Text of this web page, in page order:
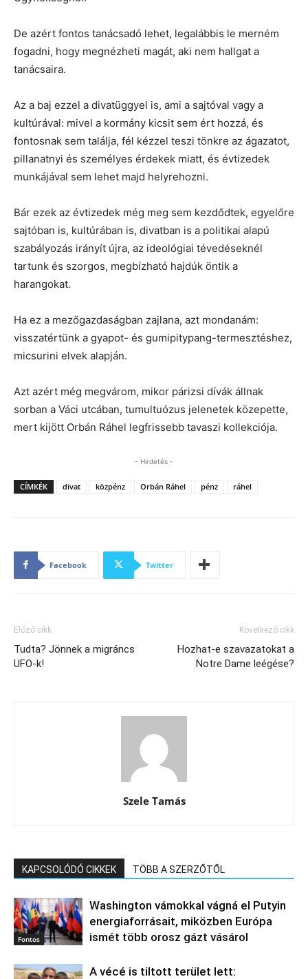
De azért fontos tanácsadó lehet, legalábbis le merném
fogadni, hogy megnézheti magát, aki nem hallgat a
tanácsaira.
Az a baj ezzel a divatüggyel is, ami a sajtóval vagy a
kultúrával: mivel a kormány kicsit sem ért hozzá, és
fontosnak sem találja, fél kézzel teszi tönkre az ágazatot,
pillanatnyi és személyes érdekek miatt, és évtizedek
munkájával sem lehet majd helyrehozni.
Bár ezek az évtizedek még meg sem kezdődtek, egyelőre
sajtóban is, kultúrában is, divatban is a politikai alapú
szabályozás irányít újra, az ideológiai tévedéseknél
tartunk és szorgos, megbízható hajdúk öntik a
harangokat.
Ha ez a mezőgazdaságban zajlana, azt mondanám:
visszatértünk a gyapot- és gumipitypang-termesztéshez,
micsurini elvek alapján.
Azt azért még megvárom, mikor párizsi dívák állnak
sorban a Váci utcában, tumultuózus jelenetek közepette,
mert kijött Orbán Ráhel legfrissebb tavaszi kollekciója.
- Hirdetés -
CÍMKÉK divat közpénz Orbán Ráhel pénz ráhel
Facebook Twitter
Előző cikk
Tudta? Jönnek a migráncs
UFO-k!
Következő cikk
Hozhat-e szavazatokat a
Notre Dame leégése?
Szele Tamás
KAPCSOLÓDÓ CIKKEK TÖBB A SZERZŐTŐL
Fontos
Washington vámokkal vágná el Putyin
energiaforrásait, miközben Európa
ismét több orosz gázt vásárol
A vécé is tiltott terület lett: